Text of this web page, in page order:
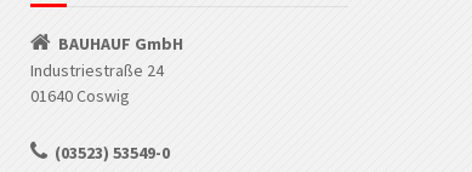
BAUHAUF GmbH
Industriestraße 24
01640 Coswig
(03523) 53549-0